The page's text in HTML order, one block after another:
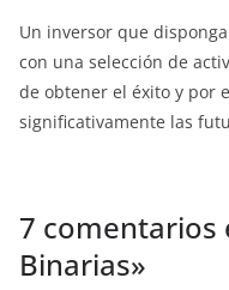
Un inversor que
con una selección de
de obtener el éxito y por
significativamente las
7 comentarios
Binarias»